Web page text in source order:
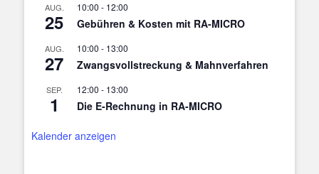
AUG.
25
10:00 - 12:00
Gebühren & Kosten mit RA-MICRO
AUG.
27
10:00 - 13:00
Zwangsvollstreckung & Mahnverfahren
SEP.
1
12:00 - 13:00
Die E-Rechnung in RA-MICRO
Kalender anzeigen